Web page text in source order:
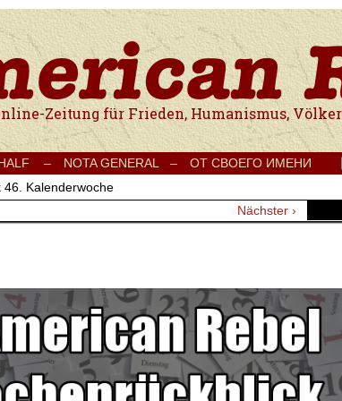
für Frieden, Humanismus, Völkerverständigung und
– NOTA GENERAL – ОТ СВОЕГО ИМЕНИ
46. Kalenderwoche
Nächster ›